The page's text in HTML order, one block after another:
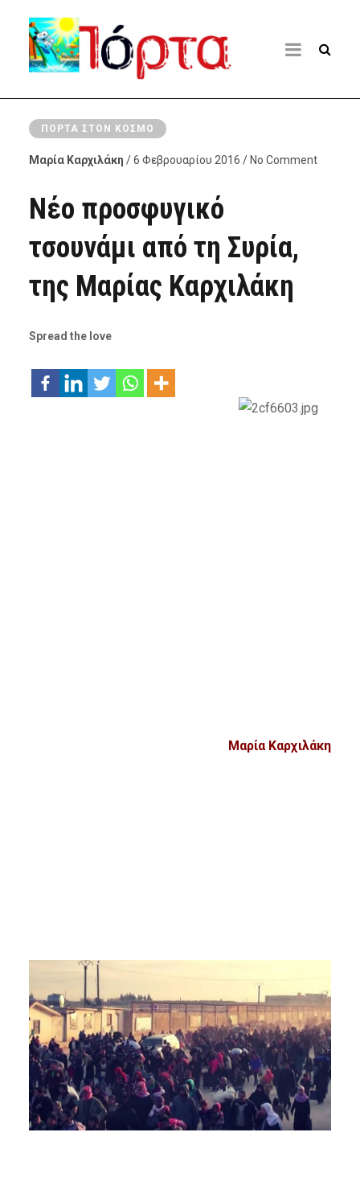
ΠΌΡΤΑ ΣΤΟΝ ΚΌΣΜΟ
Μαρία Καρχιλάκη / 6 Φεβρουαρίου 2016 / No Comment
Νέο προσφυγικό
τσουνάμι από τη Συρία,
της Μαρίας Καρχιλάκη
Spread the love
Μαρία Καρχιλάκη